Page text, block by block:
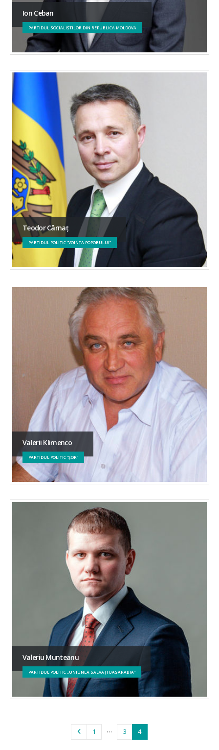
Ion Ceban
PARTIDUL SOCIALIȘTILOR DIN REPUBLICA MOLDOVA
Teodor Cârnaț
PARTIDUL POLITIC ”VOINȚA POPORULUI”
Valerii Klimenco
PARTIDUL POLITIC ”ȘOR”
Valeriu Munteanu
PARTIDUL POLITIC „UNIUNEA SALVAȚI BASARABIA”
1 … 3 4